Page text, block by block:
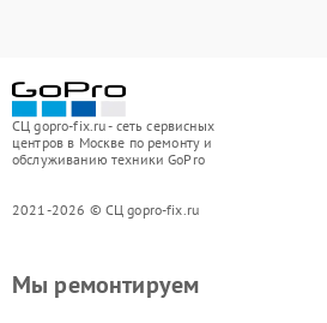
СЦ gopro-fix.ru - сеть сервисных
центров в Москве по ремонту и
обслуживанию техники GoPro
2021-2026 © СЦ gopro-fix.ru
Мы ремонтируем